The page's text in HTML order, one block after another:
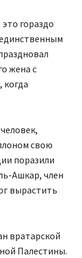
гораздо
жена с
свою
поразили
Ашкар, член
вырастить
вратарской
Палестины.